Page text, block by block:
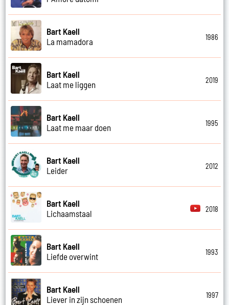
Bart Kaell
La mamadora
1986
Bart Kaell
Laat me liggen
2019
Bart Kaell
Laat me maar doen
1995
Bart Kaell
Leider
2012
Bart Kaell
Lichaamstaal
2018
Bart Kaell
Liefde overwint
1993
Bart Kaell
Liever in zijn schoenen
1997